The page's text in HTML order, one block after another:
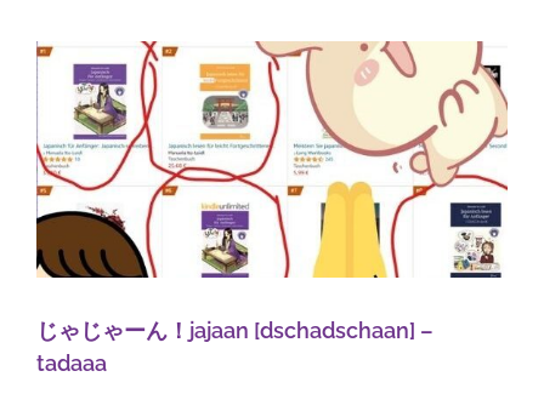
じゃじゃーん！jajaan [dschadschaan] –
tadaaa